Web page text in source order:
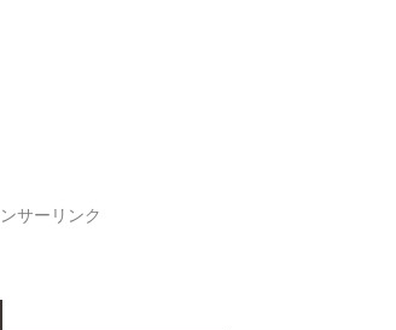
サーリンク